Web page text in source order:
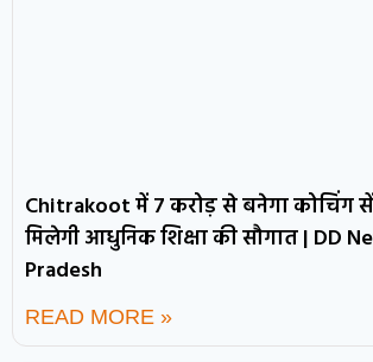
Chitrakoot में 7 करोड़ से बनेगा कोचिंग
मिलेगी आधुनिक शिक्षा की सौगात | DD
Pradesh
READ MORE »